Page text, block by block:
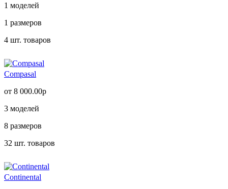
1 моделей
1 размеров
4 шт. товаров
Compasal
от 8 000.00р
3 моделей
8 размеров
32 шт. товаров
Continental